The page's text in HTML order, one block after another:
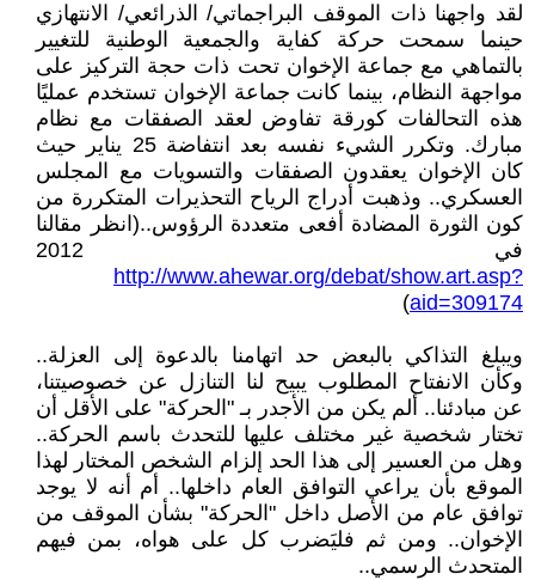
لقد واجهنا ذات الموقف البراجماتي/ الذرائعي/ الانتهازي
حينما سمحت حركة كفاية والجمعية الوطنية للتغيير
بالتماهي مع جماعة الإخوان تحت ذات حجة التركيز على
مواجهة النظام، بينما كانت جماعة الإخوان تستخدم عمليًا
هذه التحالفات كورقة تفاوض لعقد الصفقات مع نظام
مبارك. وتكرر الشيء نفسه بعد انتفاضة 25 يناير حيث
كان الإخوان يعقدون الصفقات والتسويات مع المجلس
العسكري.. وذهبت أدراج الرياح التحذيرات المتكررة من
كون الثورة المضادة أفعى متعددة الرؤوس..(انظر مقالنا
في 2012
http://www.ahewar.org/debat/show.art.asp?
aid=309174
)
ويبلغ التذاكي بالبعض حد اتهامنا بالدعوة إلى العزلة..
وكأن الانفتاح المطلوب يبيح لنا التنازل عن خصوصيتنا،
عن مبادئنا.. ألم يكن من الأجدر بـ "الحركة" على الأقل أن
تختار شخصية غير مختلف عليها للتحدث باسم الحركة..
وهل من العسير إلى هذا الحد إلزام الشخص المختار لهذا
الموقع بأن يراعي التوافق العام داخلها.. أم أنه لا يوجد
توافق عام من الأصل داخل "الحركة" بشأن الموقف من
الإخوان.. ومن ثم فليَضرب كل على هواه، بمن فيهم
المتحدث الرسمي..